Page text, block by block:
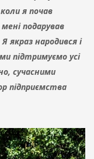
я почав
подарував
якраз народився і
підтримуємо усі
сучасними
підприємства